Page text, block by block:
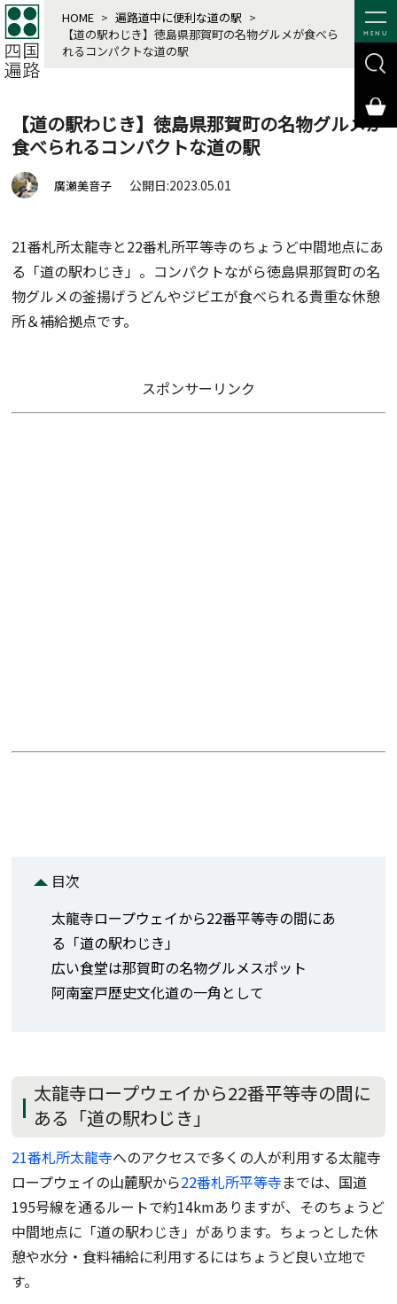
MENU
HOME > 遍路道中に便利な道の駅 >
【道の駅わじき】徳島県那賀町の名物グルメが食べら
れるコンパクトな道の駅
【道の駅わじき】徳島県那賀町の名物グルメが
食べられるコンパクトな道の駅
廣瀬美音子 公開日:2023.05.01
21番札所太龍寺と22番札所平等寺のちょうど中間地点にあ
る「道の駅わじき」。コンパクトながら徳島県那賀町の名
物グルメの釜揚げうどんやジビエが食べられる貴重な休憩
所＆補給拠点です。
スポンサーリンク
目次
太龍寺ロープウェイから22番平等寺の間にあ
る「道の駅わじき」
広い食堂は那賀町の名物グルメスポット
阿南室戸歴史文化道の一角として
太龍寺ロープウェイから22番平等寺の間に
ある「道の駅わじき」
21番札所太龍寺へのアクセスで多くの人が利用する太龍寺
ロープウェイの山麓駅から22番札所平等寺までは、国道
195号線を通るルートで約14kmありますが、そのちょうど
中間地点に「道の駅わじき」があります。ちょっとした休
憩や水分・食料補給に利用するにはちょうど良い立地で
す。